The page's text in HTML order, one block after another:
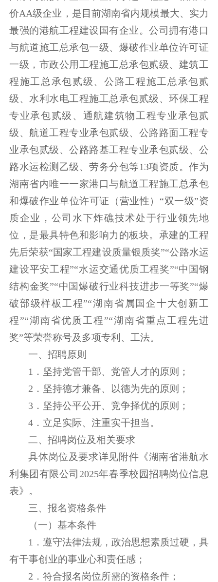
价AA级企业，是目前湖南省内规模最大、实力
最强的港航工程建设国有企业。公司拥有港口
与航道施工总承包一级、爆破作业单位许可证
一级，市政公用工程施工总承包贰级、建筑工
程施工总承包贰级、公路工程施工总承包贰
级、水利水电工程施工总承包贰级、环保工程
专业承包贰级、通航建筑物工程专业承包贰
级、航道工程专业承包贰级、公路路面工程专
业承包贰级、公路路基工程专业承包贰级、公
路水运检测乙级、劳务分包等13项资质。作为
湖南省内唯一一家港口与航道工程施工总承包
和爆破作业单位许可证（营业性）“双一级”资
质企业，公司水下炸礁技术处于行业领先地
位，是最具特色和影响力的板块。承建的工程
先后荣获“国家工程建设质量银质奖”“公路水运
建设平安工程”“水运交通优质工程奖”“中国钢
结构金奖”“中国爆破行业科技进步一等奖”“爆
破部级样板工程”“湖南省属国企十大创新工
程”“湖南省优质工程”“湖南省重点工程先进
奖”等荣誉称号及多项专利、工法。
一、招聘原则
1．坚持党管干部、党管人才的原则；
2．坚持德才兼备、以德为先的原则；
3．坚持公平公开、竞争择优的原则；
4．立足实际、注重实干担当。
二、招聘岗位及相关要求
具体岗位及要求详见附件《湖南省港航水
利集团有限公司2025年春季校园招聘岗位信息
表》。
三、报名资格条件
（一）基本条件
1．遵守法律法规，政治思想素质过硬，具
有干事创业的事业心和责任感；
2．符合报名岗位所需的资格条件；